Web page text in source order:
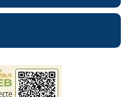
erid: 2SDnjcrDNw6